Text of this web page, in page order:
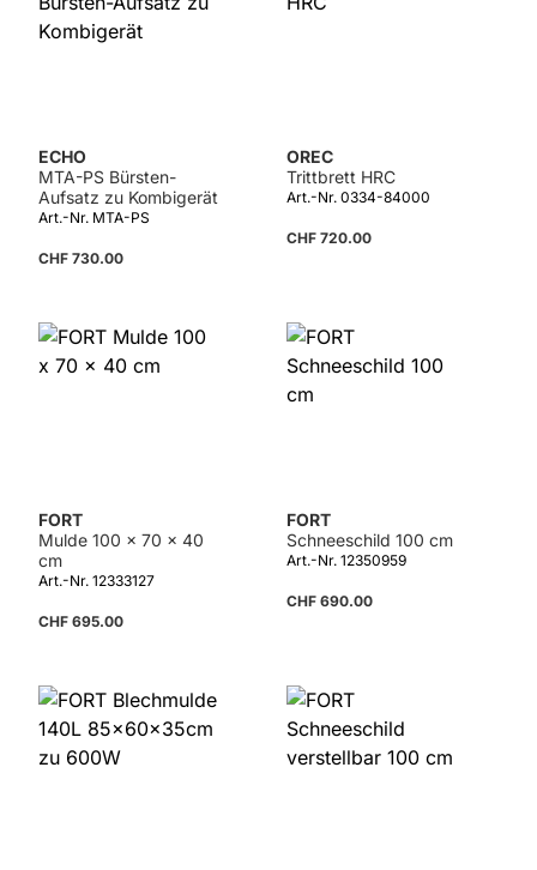
ECHO
MTA-PS Bürsten-
Aufsatz zu Kombigerät
Art.-Nr. MTA-PS
CHF 730.00
OREC
Trittbrett HRC
Art.-Nr. 0334-84000
CHF 720.00
FORT
Mulde 100 x 70 x 40
cm
Art.-Nr. 12333127
CHF 695.00
FORT
Schneeschild 100 cm
Art.-Nr. 12350959
CHF 690.00